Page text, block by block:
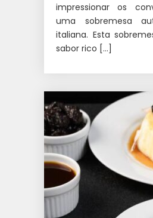
impressionar os
uma sobremesa
italiana. Esta
sabor rico […]